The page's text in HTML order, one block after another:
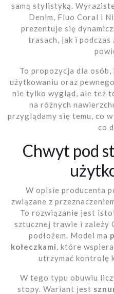
samą stylistyką.
Denim, Fluo Coral i
prezentuje się
trasach, jak i podczas
To propozycja dla
użytkowaniu oraz
nie tylko wygląd, ale też
na różnych
przyglądamy się temu, co
co
Chwyt pod
W opisie producenta
związane z
To rozwiązanie jest
sztucznej trawie i zależy
podłożem. Model ma
kołeczkami, które
utrzymać kontrolę
W tego typu obuwiu
stopy. Wariant jest